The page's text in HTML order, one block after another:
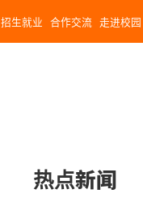
招生就业 合作交流 走进校园
热点新闻